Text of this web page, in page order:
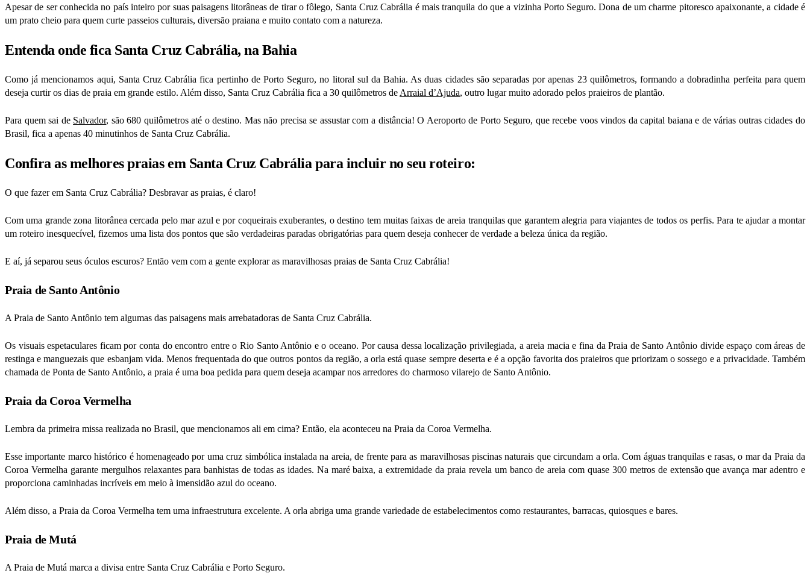
Apesar de ser conhecida no país inteiro por suas paisagens litorâneas de tirar o fôlego, Santa Cruz Cabrália é mais tranquila do que a vizinha Porto Seguro. Dona de um charme pitoresco apaixonante, a cidade é
um prato cheio para quem curte passeios culturais, diversão praiana e muito contato com a natureza.
Entenda onde fica Santa Cruz Cabrália, na Bahia
Como já mencionamos aqui, Santa Cruz Cabrália fica pertinho de Porto Seguro, no litoral sul da Bahia. As duas cidades são separadas por apenas 23 quilômetros, formando a dobradinha perfeita para quem
deseja curtir os dias de praia em grande estilo. Além disso, Santa Cruz Cabrália fica a 30 quilômetros de Arraial d’Ajuda, outro lugar muito adorado pelos praieiros de plantão.
Para quem sai de Salvador, são 680 quilômetros até o destino. Mas não precisa se assustar com a distância! O Aeroporto de Porto Seguro, que recebe voos vindos da capital baiana e de várias outras cidades do
Brasil, fica a apenas 40 minutinhos de Santa Cruz Cabrália.
Confira as melhores praias em Santa Cruz Cabrália para incluir no seu roteiro:
O que fazer em Santa Cruz Cabrália? Desbravar as praias, é claro!
Com uma grande zona litorânea cercada pelo mar azul e por coqueirais exuberantes, o destino tem muitas faixas de areia tranquilas que garantem alegria para viajantes de todos os perfis. Para te ajudar a montar
um roteiro inesquecível, fizemos uma lista dos pontos que são verdadeiras paradas obrigatórias para quem deseja conhecer de verdade a beleza única da região.
E aí, já separou seus óculos escuros? Então vem com a gente explorar as maravilhosas praias de Santa Cruz Cabrália!
Praia de Santo Antônio
A Praia de Santo Antônio tem algumas das paisagens mais arrebatadoras de Santa Cruz Cabrália.
Os visuais espetaculares ficam por conta do encontro entre o Rio Santo Antônio e o oceano. Por causa dessa localização privilegiada, a areia macia e fina da Praia de Santo Antônio divide espaço com áreas de
restinga e manguezais que esbanjam vida. Menos frequentada do que outros pontos da região, a orla está quase sempre deserta e é a opção favorita dos praieiros que priorizam o sossego e a privacidade. Também
chamada de Ponta de Santo Antônio, a praia é uma boa pedida para quem deseja acampar nos arredores do charmoso vilarejo de Santo Antônio.
Praia da Coroa Vermelha
Lembra da primeira missa realizada no Brasil, que mencionamos ali em cima? Então, ela aconteceu na Praia da Coroa Vermelha.
Esse importante marco histórico é homenageado por uma cruz simbólica instalada na areia, de frente para as maravilhosas piscinas naturais que circundam a orla. Com águas tranquilas e rasas, o mar da Praia da
Coroa Vermelha garante mergulhos relaxantes para banhistas de todas as idades. Na maré baixa, a extremidade da praia revela um banco de areia com quase 300 metros de extensão que avança mar adentro e
proporciona caminhadas incríveis em meio à imensidão azul do oceano.
Além disso, a Praia da Coroa Vermelha tem uma infraestrutura excelente. A orla abriga uma grande variedade de estabelecimentos como restaurantes, barracas, quiosques e bares.
Praia de Mutá
A Praia de Mutá marca a divisa entre Santa Cruz Cabrália e Porto Seguro.